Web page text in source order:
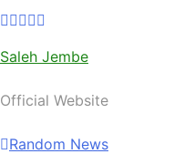
Saleh Jembe
Official Website
Random News